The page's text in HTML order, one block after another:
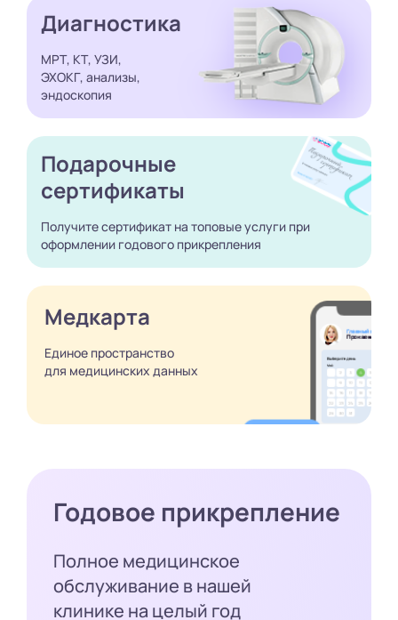
Диагностика
МРТ, КТ, УЗИ,
ЭХОКГ, анализы,
эндоскопия
Подарочные
сертификаты
Получите сертификат на топовые услуги при
оформлении годового прикрепления
Медкарта
Единое пространство
для медицинских данных
Годовое прикрепление
Полное медицинское
обслуживание в нашей
клинике на целый год